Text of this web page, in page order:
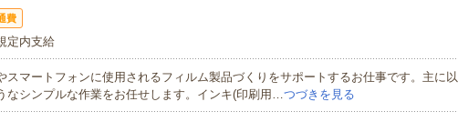
費
定内支給
スマートフォンに使用されるフィルム製品づくりをサポートするお仕事です。主に以
なシンプルな作業をお任せします。インキ(印刷用…つづきを見る